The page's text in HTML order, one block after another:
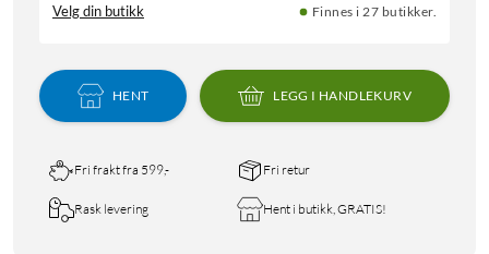
Velg din butikk Finnes i 27 butikker.
HENT LEGG I HANDLEKURV
Fri frakt fra 599,- Fri retur
Rask levering Hent i butikk, GRATIS!